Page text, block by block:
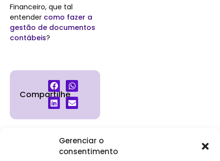
Gerenciar o
consentimento
Financeiro, que tal
entender como fazer a
gestão de documentos
contábeis?
Compartilhe
InstitucionalClientes